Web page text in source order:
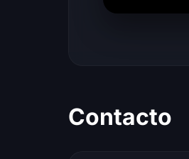
Contacto